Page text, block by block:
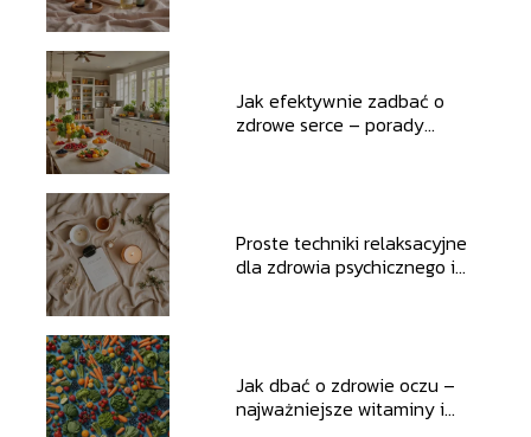
Jak efektywnie zadbać o
zdrowe serce – porady
Proste techniki relaksacyjne
dla zdrowia psychicznego i
Jak dbać o zdrowie oczu –
najważniejsze witaminy i